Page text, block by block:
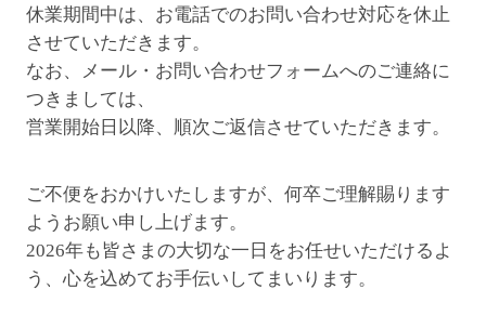
休業期間中は、お電話でのお問い合わせ対応を休止
させていただきます。
なお、メール・お問い合わせフォームへのご連絡に
つきましては、
営業開始日以降、順次ご返信させていただきます。
ご不便をおかけいたしますが、何卒ご理解賜ります
ようお願い申し上げます。
2026年も皆さまの大切な一日をお任せいただけるよ
う、心を込めてお手伝いしてまいります。